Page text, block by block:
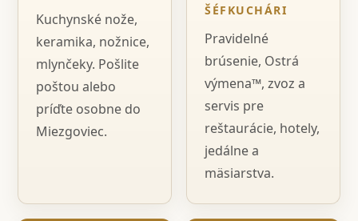
Kuchynské nože,
keramika, nožnice,
mlynčeky. Pošlite
poštou alebo
príďte osobne do
Miezgoviec.
ŠÉFKUCHÁRI
Pravidelné
brúsenie, Ostrá
výmena™, zvoz a
servis pre
reštaurácie, hotely,
jedálne a
mäsiarstva.